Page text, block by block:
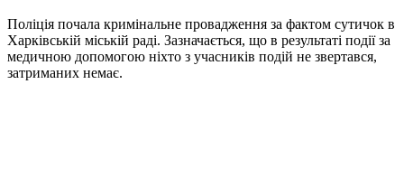
Поліція почала кримінальне провадження за фактом сутичок в
Харківській міській раді. Зазначається, що в результаті події за
медичною допомогою ніхто з учасників подій не звертався,
затриманих немає.